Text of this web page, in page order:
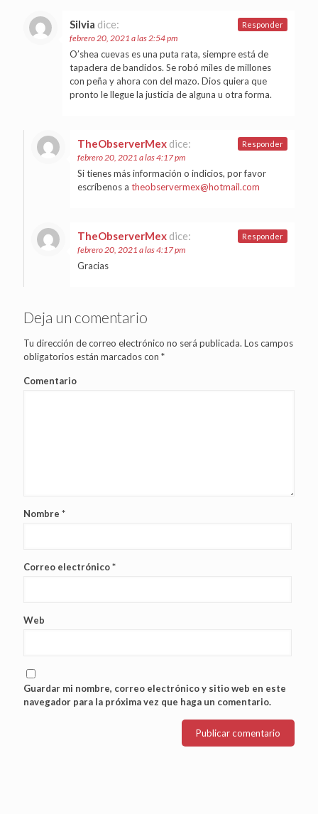
Silvia dice:
febrero 20, 2021 a las 2:54 pm
O’shea cuevas es una puta rata, siempre está de
tapadera de bandidos. Se robó miles de millones
con peña y ahora con del mazo. Dios quiera que
pronto le llegue la justicia de alguna u otra forma.
Responder
TheObserverMex dice:
febrero 20, 2021 a las 4:17 pm
Si tienes más información o indicios, por favor
escríbenos a theobservermex@hotmail.com
Responder
TheObserverMex dice:
febrero 20, 2021 a las 4:17 pm
Gracias
Responder
Deja un comentario
Tu dirección de correo electrónico no será publicada. Los campos
obligatorios están marcados con *
Comentario
Nombre *
Correo electrónico*
Web
Guardar mi nombre, correo electrónico y sitio web en este
navegador para la próxima vez que haga un comentario.